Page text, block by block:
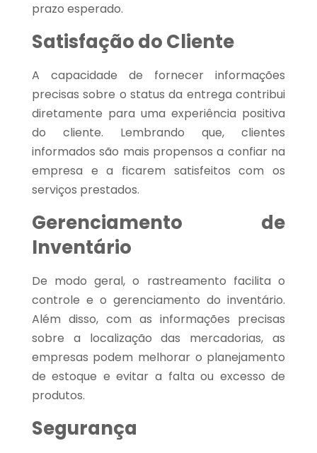
prazo esperado.
Satisfação do Cliente
A capacidade de fornecer informações
precisas sobre o status da entrega contribui
diretamente para uma experiência positiva
do cliente. Lembrando que, clientes
informados são mais propensos a confiar na
empresa e a ficarem satisfeitos com os
serviços prestados.
Gerenciamento de
Inventário
De modo geral, o rastreamento facilita o
controle e o gerenciamento do inventário.
Além disso, com as informações precisas
sobre a localização das mercadorias, as
empresas podem melhorar o planejamento
de estoque e evitar a falta ou excesso de
produtos.
Segurança